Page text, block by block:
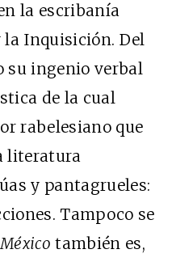
la escribanía
Inquisición. Del
su ingenio verbal
de la cual
rabelesiano que
literatura
y pantagrueles:
Tampoco se
también es,